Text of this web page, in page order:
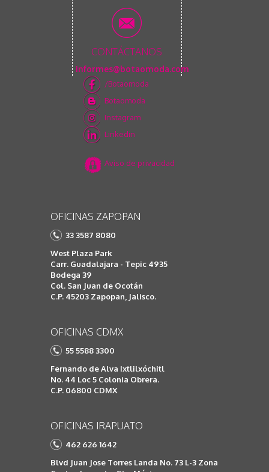
CONTÁCTANOS
informes@botaomoda.com
/Botaomoda
Botaomoda
Instagram
Linkedin
Aviso de privacidad
OFICINAS ZAPOPAN
33 3587 8080
West Plaza Park
Carr. Guadalajara - Tepic 4935
Bodega 39
Col. San Juan de Ocotán
C.P. 45203 Zapopan, Jalisco.
OFICINAS CDMX
55 5588 3300
Fernando de Alva Ixtlilxóchitl
No. 44 Loc 5 Colonia Obrera.
C.P. 06800 CDMX
OFICINAS IRAPUATO
462 626 1642
Blvd Juan Jose Torres Landa No. 73 L-3 Zona